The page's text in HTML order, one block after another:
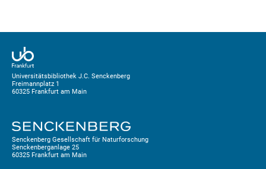
Universitätsbibliothek J.C. Senckenberg
Freimannplatz 1
60325 Frankfurt am Main
Senckenberg Gesellschaft für Naturforschung
Senckenberganlage 25
60325 Frankfurt am Main